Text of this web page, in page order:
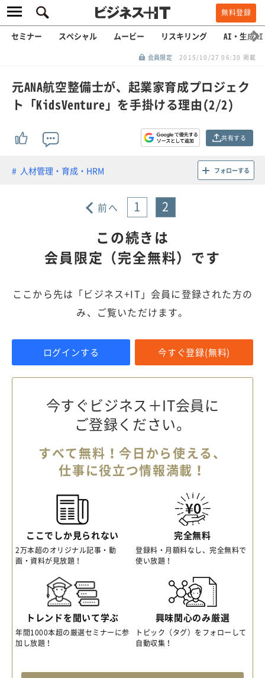
無料登録
セミナー スペシャル ムービー リスキリング AI・生成AI
会員限定 2015/10/27 06:30 掲載
元ANA航空整備士が、起業家育成プロジェク
ト「KidsVenture」を手掛ける理由(2/2)
共有する
人材管理・育成・HRM フォローする
前へ 1 2
この続きは
会員限定（完全無料）です
ここから先は「ビジネス+IT」会員に登録された方の
み、ご覧いただけます。
ログインする 今すぐ登録(無料)
今すぐビジネス＋IT会員に
ご登録ください。
すべて無料！今日から使える、
仕事に役立つ情報満載！
ここでしか見られない
2万本超のオリジナル記事・動
画・資料が見放題！
完全無料
登録料・月額料なし、完全無料で
使い放題！
トレンドを聞いて学ぶ
年間1000本超の厳選セミナーに参
加し放題！
興味関心のみ厳選
トピック（タグ）をフォローして
自動収集！